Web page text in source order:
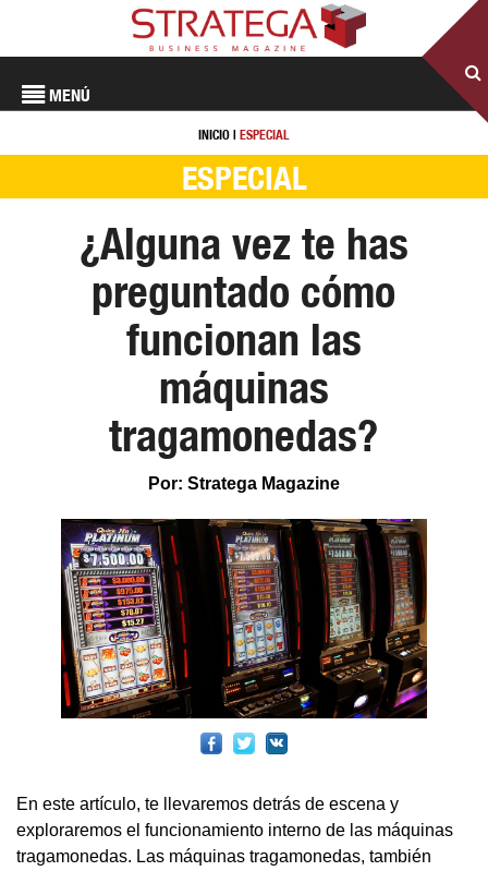
MENÚ
INICIO | ESPECIAL
ESPECIAL
¿Alguna vez te has
preguntado cómo
funcionan las
máquinas
tragamonedas?
Por: Stratega Magazine
En este artículo, te llevaremos detrás de escena y
exploraremos el funcionamiento interno de las máquinas
tragamonedas. Las máquinas tragamonedas, también